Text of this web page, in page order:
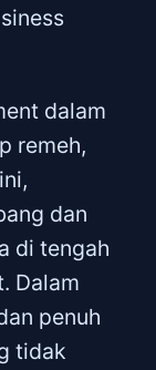
dalam
remeh,
dan
di tengah
Dalam
penuh
tidak